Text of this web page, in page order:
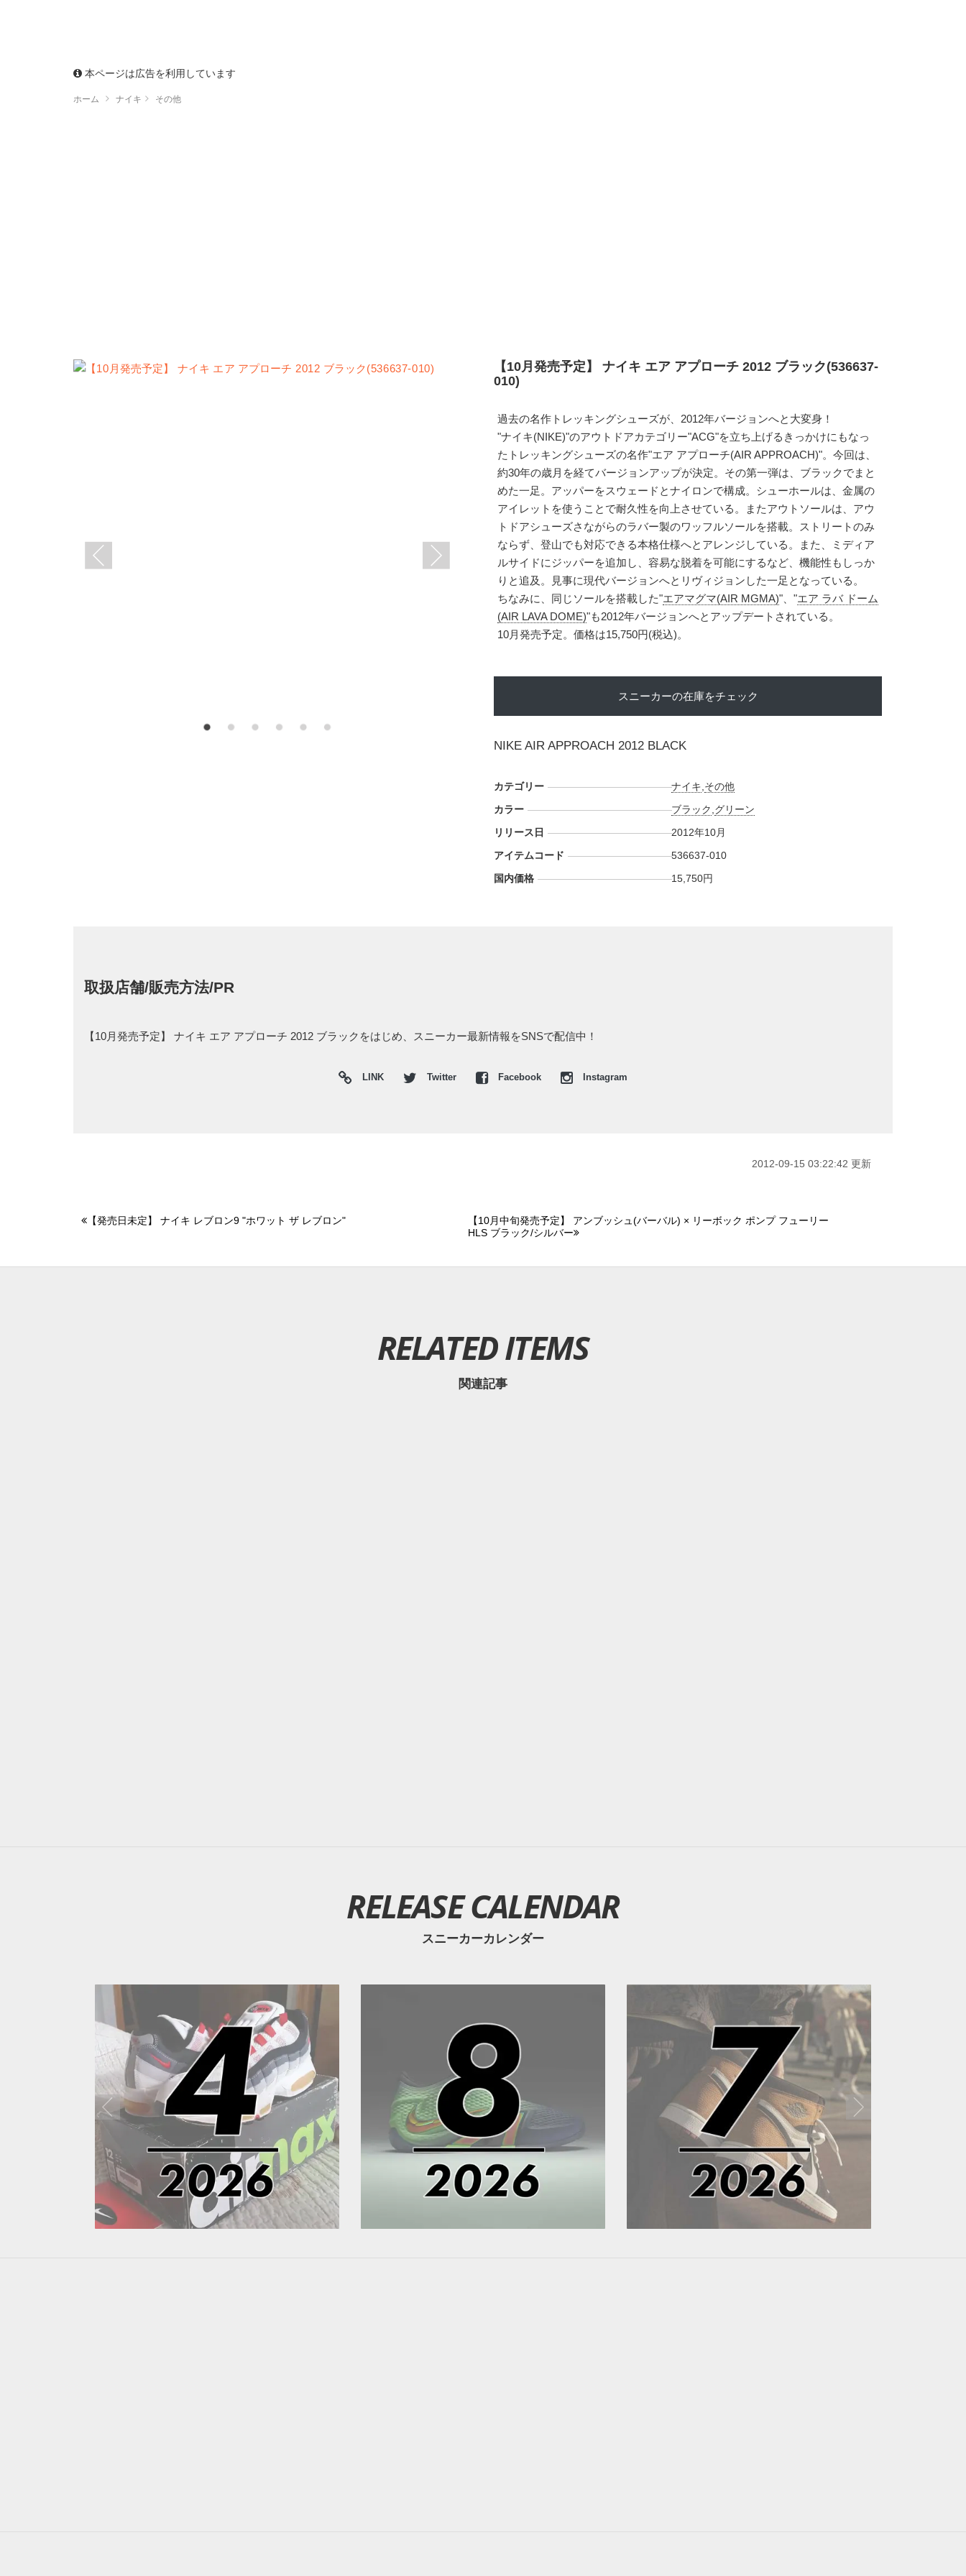
本ページは広告を利用しています
ホーム ナイキ その他
【10月発売予定】 ナイキ エア アプローチ 2012 ブラック(536637-
010)
過去の名作トレッキングシューズが、2012年バージョンへと大変身！
"ナイキ(NIKE)"のアウトドアカテゴリー"ACG"を立ち上げるきっかけにもなっ
たトレッキングシューズの名作"エア アプローチ(AIR APPROACH)"。今回は、
約30年の歳月を経てバージョンアップが決定。その第一弾は、ブラックでまと
めた一足。アッパーをスウェードとナイロンで構成。シューホールは、金属の
アイレットを使うことで耐久性を向上させている。またアウトソールは、アウ
トドアシューズさながらのラバー製のワッフルソールを搭載。ストリートのみ
ならず、登山でも対応できる本格仕様へとアレンジしている。また、ミディア
ルサイドにジッパーを追加し、容易な脱着を可能にするなど、機能性もしっか
りと追及。見事に現代バージョンへとリヴィジョンした一足となっている。
ちなみに、同じソールを搭載した"エアマグマ(AIR MGMA)"、"エア ラバ ドーム
(AIR LAVA DOME)"も2012年バージョンへとアップデートされている。
10月発売予定。価格は15,750円(税込)。
スニーカーの在庫をチェック
NIKE AIR APPROACH 2012 BLACK
カテゴリー ナイキ その他
カラー
ブラック グリーン
リリース日
2012年10月
アイテムコード
536637-010
国内価格
15,750円
取扱店舗/販売方法/PR
【10月発売予定】 ナイキ エア アプローチ 2012 ブラックをはじめ、スニーカー最新情報をSNSで配信中！
LINK Twitter Facebook Instagram
2012-09-15 03:22:42 更新
【発売日未定】 ナイキ レブロン9 "ホワット ザ レブロン"
【10月中旬発売予定】 アンブッシュ(バーバル) × リーボック ポンプ フューリー
HLS ブラック/シルバー
RELATED ITEMS
関連記事
RELEASE CALENDAR
スニーカーカレンダー